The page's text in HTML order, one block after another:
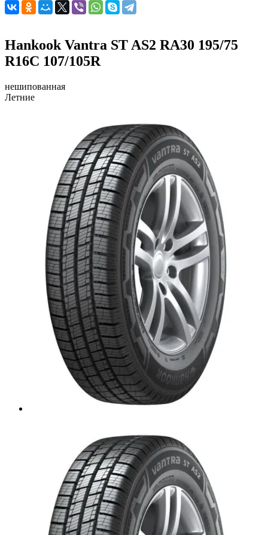
Hankook Vantra ST AS2 RA30 195/75
R16C 107/105R
нешипованная
Летние